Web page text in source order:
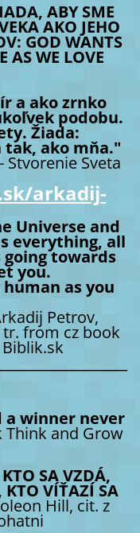
ABY SME
AKO JEHO
GOD WANTS
AS WE LOVE
a ako zrnko
podobu.
Žiada:
ako mňa."
Stvorenie Sveta
arkadij-
Universe and
everything, all
going towards
you.
as you
Petrov,
from cz book
a winner never
and Grow
SA VZDÁ,
VÍŤAZÍ SA
Hill, cit. z